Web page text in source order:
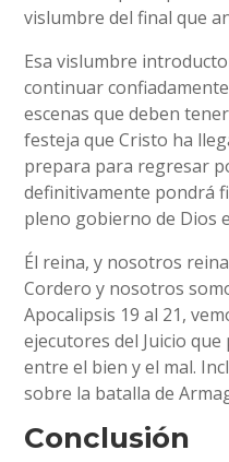
vislumbre del final que
Esa vislumbre
continuar
escenas que deben
festeja que Cristo ha
prepara para regresar
definitivamente pondrá
pleno gobierno de Dios
Él reina, y nosotros
Cordero y nosotros
Apocalipsis 19 al 21,
ejecutores del Juicio
entre el bien y el mal.
sobre la batalla de
Conclusión